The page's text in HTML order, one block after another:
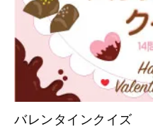
バレンタインクイズ